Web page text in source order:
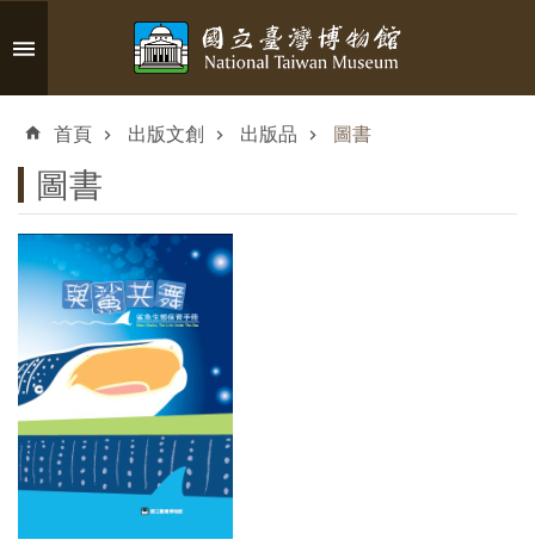
跳到主要內容區塊
搜
認
識
臺
博
參
觀
資
首頁 出版文創 出版品 圖書
圖書